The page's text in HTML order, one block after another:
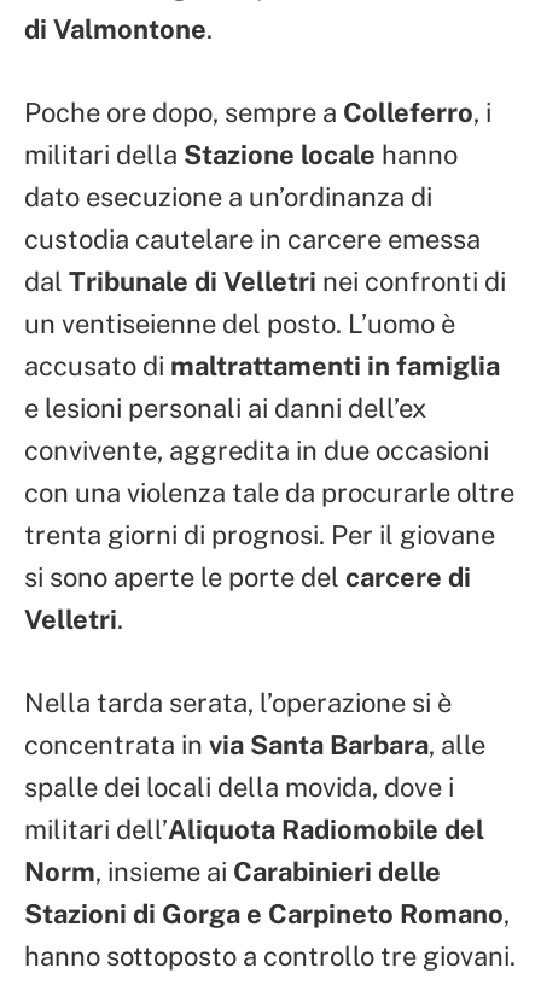
di Valmontone.
Poche ore dopo, sempre a Colleferro, i
militari della Stazione locale hanno
dato esecuzione a un’ordinanza di
custodia cautelare in carcere emessa
dal Tribunale di Velletri nei confronti di
un ventiseienne del posto. L’uomo è
accusato di maltrattamenti in famiglia
e lesioni personali ai danni dell’ex
convivente, aggredita in due occasioni
con una violenza tale da procurarle oltre
trenta giorni di prognosi. Per il giovane
si sono aperte le porte del carcere di
Velletri.
Nella tarda serata, l’operazione si è
concentrata in via Santa Barbara, alle
spalle dei locali della movida, dove i
militari dell’Aliquota Radiomobile del
Norm, insieme ai Carabinieri delle
Stazioni di Gorga e Carpineto Romano,
hanno sottoposto a controllo tre giovani.